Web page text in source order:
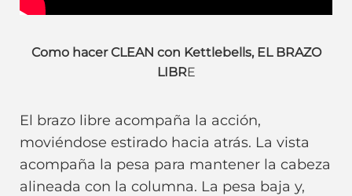
Como hacer CLEAN con Kettlebells, EL BRAZO
LIBRE
El brazo libre acompaña la acción,
moviéndose estirado hacia atrás. La vista
acompaña la pesa para mantener la cabeza
alineada con la columna. La pesa baja y,